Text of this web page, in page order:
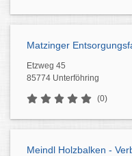
Matzinger
Etzweg 45
85774 Unterföhring
(0)
Meindl Holzbalken -